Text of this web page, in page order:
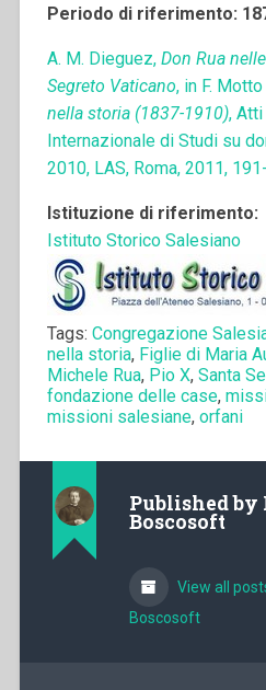
Periodo di riferimento:
A. M. Dieguez, Don Rua
Segreto Vaticano, in F.
nella storia (1837-1910),
Internazionale di Studi su
2010, LAS, Roma, 2011,
Istituzione di riferimento:
Istituto Storico Salesiano
Tags: Congregazione
nella storia, Figlie di Maria
Michele Rua, Pio X, Santa
fondazione delle case,
missioni salesiane, orfani
Published by
Boscosoft
View all
Boscosoft